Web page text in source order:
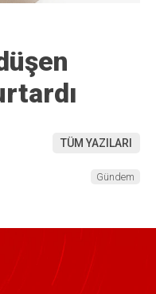
TÜM YAZILARI
Gündem